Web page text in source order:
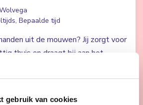
gebruik van cookies
Bepaalde tijd
uit de mouwen? Jij zorgt voor
thuis en draagt bij aan het
en bewoners.
Bekijk vacature